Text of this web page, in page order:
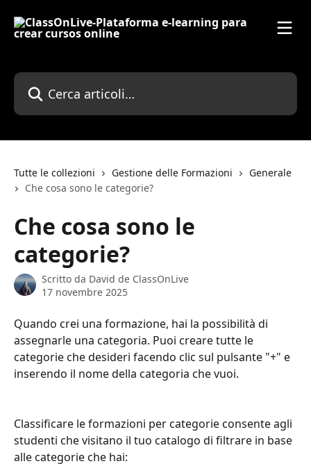
Cerca articoli…
Tutte le collezioni Gestione delle Formazioni
Generale
Che cosa sono le categorie?
Che cosa sono le
categorie?
Scritto da David de ClassOnLive
17 novembre 2025
Quando crei una formazione, hai la possibilità di
assegnarle una categoria. Puoi creare tutte le
categorie che desideri facendo clic sul pulsante "+" e
inserendo il nome della categoria che vuoi.
Classificare le formazioni per categorie consente agli
studenti che visitano il tuo catalogo di filtrare in base
alle categorie che hai: